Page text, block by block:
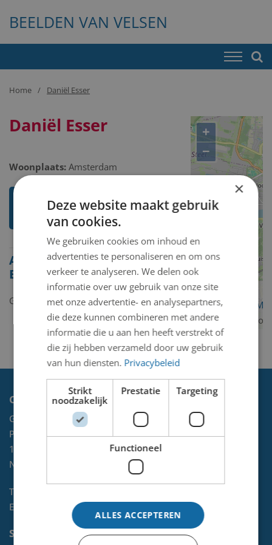
BEELDEN VAN VELSEN
Home Daniël Esser
Daniël Esser
Woonplaats: Amsterdam
Ik weet meer over deze
Alle beelden van Daniël
Esser
Geen kunstwerken gevonden.
+
−
Contact
Gemeente Velsen
Postbus 465
1970 AL
NL
Telefoon:
E-mail:
kunst@velsen.nl
Socials
×
Deze website maakt gebruik
van cookies.
We gebruiken cookies om inhoud en
advertenties te personaliseren en om ons
verkeer te analyseren. We delen ook
informatie over uw gebruik van onze site
met onze advertentie- en analysepartners,
die deze kunnen combineren met andere
informatie die u aan hen heeft verstrekt of
die zij hebben verzameld door uw gebruik
van hun diensten. Privacybeleid
Strikt
noodzakelijk
Prestatie Targeting
Functioneel
ALLES ACCEPTEREN